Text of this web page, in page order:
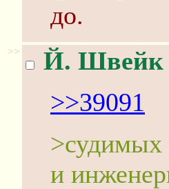
до.
>> Й. Швейк
>>39091
>судимых
и